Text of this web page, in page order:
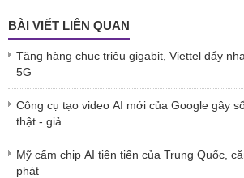
BÀI VIẾT LIÊN QUAN
Tặng hàng chục triệu gigabit, Viettel đẩy
5G
Công cụ tạo video AI mới của Google gây
thật - giả
Mỹ cấm chip AI tiên tiến của Trung Quốc,
phát